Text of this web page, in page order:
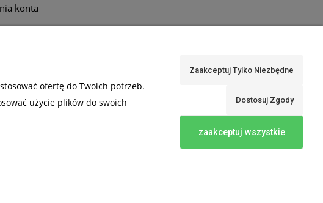
konta
ofertę do Twoich potrzeb.
użycie plików do swoich
Zaakceptuj Tylko Niezbędne
Dostosuj Zgody
zaakceptuj wszystkie